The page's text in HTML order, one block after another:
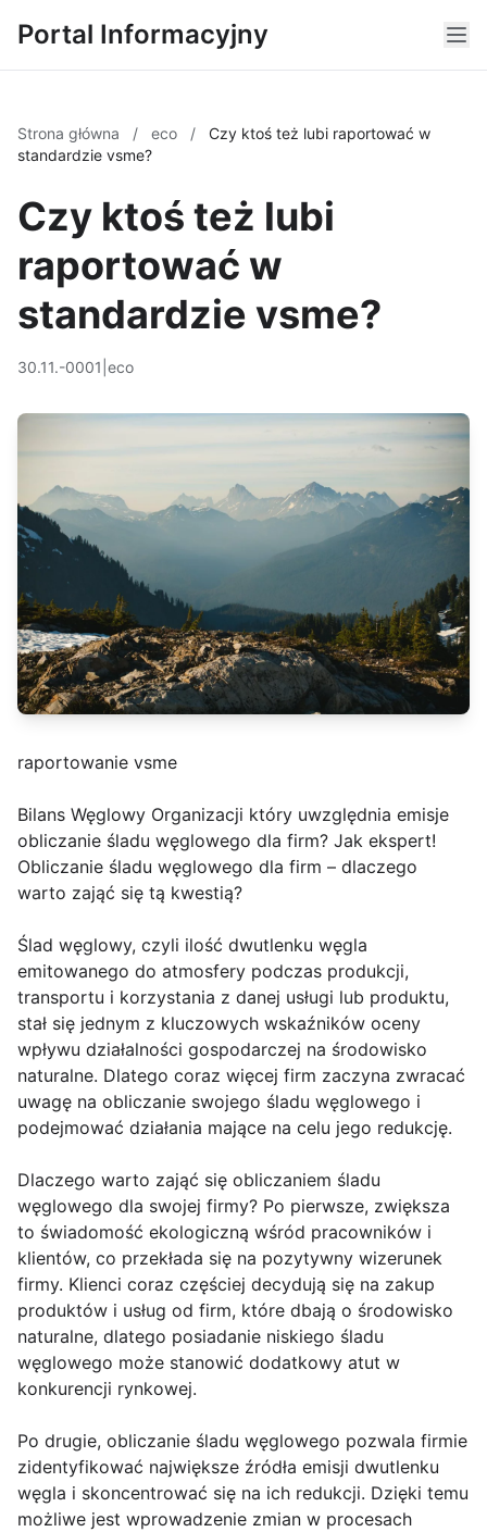
Portal Informacyjny
Strona główna / eco /
Czy ktoś też lubi raportować w
standardzie vsme?
Czy ktoś też lubi
raportować w
standardzie vsme?
30.11.-0001 eco
raportowanie vsme
Bilans Węglowy Organizacji który uwzględnia emisje
obliczanie śladu węglowego dla firm? Jak ekspert!
Obliczanie śladu węglowego dla firm – dlaczego
warto zająć się tą kwestią?
Ślad węglowy, czyli ilość dwutlenku węgla
emitowanego do atmosfery podczas produkcji,
transportu i korzystania z danej usługi lub produktu,
stał się jednym z kluczowych wskaźników oceny
wpływu działalności gospodarczej na środowisko
naturalne. Dlatego coraz więcej firm zaczyna zwracać
uwagę na obliczanie swojego śladu węglowego i
podejmować działania mające na celu jego redukcję.
Dlaczego warto zająć się obliczaniem śladu
węglowego dla swojej firmy? Po pierwsze, zwiększa
to świadomość ekologiczną wśród pracowników i
klientów, co przekłada się na pozytywny wizerunek
firmy. Klienci coraz częściej decydują się na zakup
produktów i usług od firm, które dbają o środowisko
naturalne, dlatego posiadanie niskiego śladu
węglowego może stanowić dodatkowy atut w
konkurencji rynkowej.
Po drugie, obliczanie śladu węglowego pozwala firmie
zidentyfikować największe źródła emisji dwutlenku
węgla i skoncentrować się na ich redukcji. Dzięki temu
możliwe jest wprowadzenie zmian w procesach